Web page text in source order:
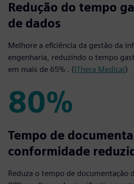
65%
Redução do tempo
de dados
Melhore a eficiência da gestão da
engenharia, reduzindo o tempo
em mais de 65% . (IThera Medical)
80%
80%
Tempo de
conformidade
Reduza o tempo de documentação